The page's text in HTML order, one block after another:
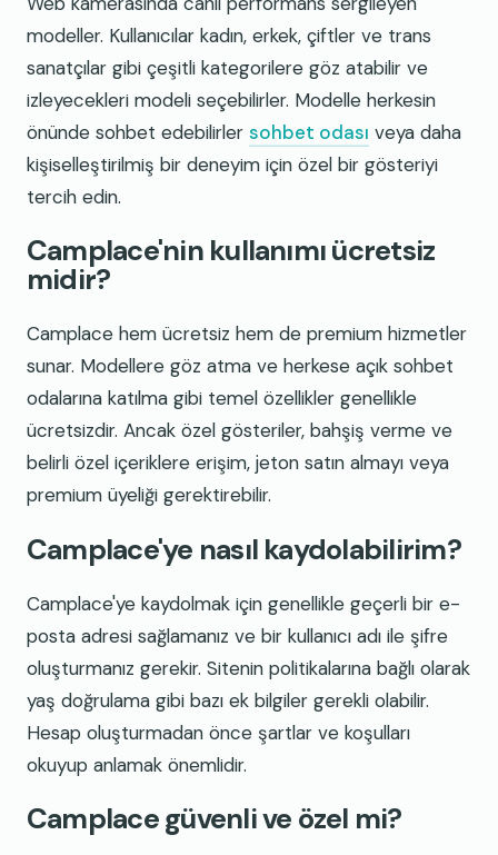
modeller. Kullanıcılar kadın, erkek, çiftler ve trans
sanatçılar gibi çeşitli kategorilere göz atabilir ve
izleyecekleri modeli seçebilirler. Modelle herkesin
önünde sohbet edebilirler sohbet odası veya daha
kişiselleştirilmiş bir deneyim için özel bir gösteriyi
tercih edin.
Camplace'nin kullanımı ücretsiz
midir?
Camplace hem ücretsiz hem de premium hizmetler
sunar. Modellere göz atma ve herkese açık sohbet
odalarına katılma gibi temel özellikler genellikle
ücretsizdir. Ancak özel gösteriler, bahşiş verme ve
belirli özel içeriklere erişim, jeton satın almayı veya
premium üyeliği gerektirebilir.
Camplace'ye nasıl kaydolabilirim?
Camplace'ye kaydolmak için genellikle geçerli bir e-
posta adresi sağlamanız ve bir kullanıcı adı ile şifre
oluşturmanız gerekir. Sitenin politikalarına bağlı olarak
yaş doğrulama gibi bazı ek bilgiler gerekli olabilir.
Hesap oluşturmadan önce şartlar ve koşulları
okuyup anlamak önemlidir.
Camplace güvenli ve özel mi?